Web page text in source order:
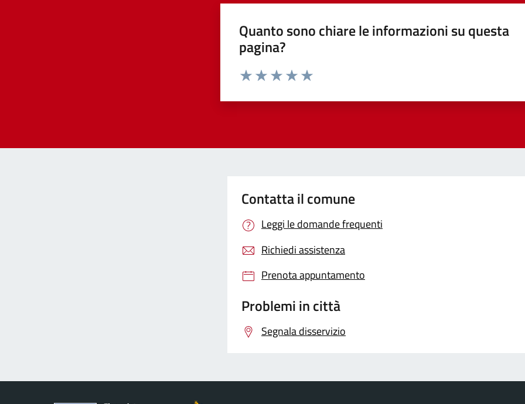
Quanto sono chiare le informazioni su questa
pagina?
Contatta il comune
Leggi le domande frequenti
Richiedi assistenza
Prenota appuntamento
Problemi in città
Segnala disservizio